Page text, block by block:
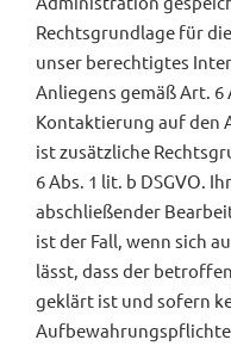
Rechtsgrundlage für
unser berechtigtes
Anliegens gemäß Art. 6
Kontaktierung auf den
ist zusätzliche
6 Abs. 1 lit. b DSGVO.
abschließender
ist der Fall, wenn sich
lässt, dass der
geklärt ist und sofern